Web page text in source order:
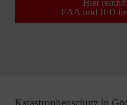
Hier
EAA und IFD